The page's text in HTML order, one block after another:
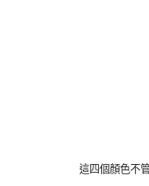
這四個顏色不